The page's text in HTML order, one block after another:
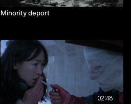
Minority deport
02:48